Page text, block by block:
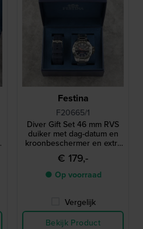
Festina
F20665/1
Diver Gift Set 46 mm RVS
duiker met dag-datum en
kroonbeschermer en extra
band
€ 179,-
● Op voorraad
Vergelijk
Bekijk Product